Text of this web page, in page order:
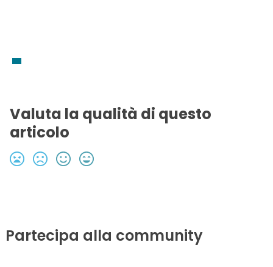
Valuta la qualità di questo
articolo
Partecipa alla community